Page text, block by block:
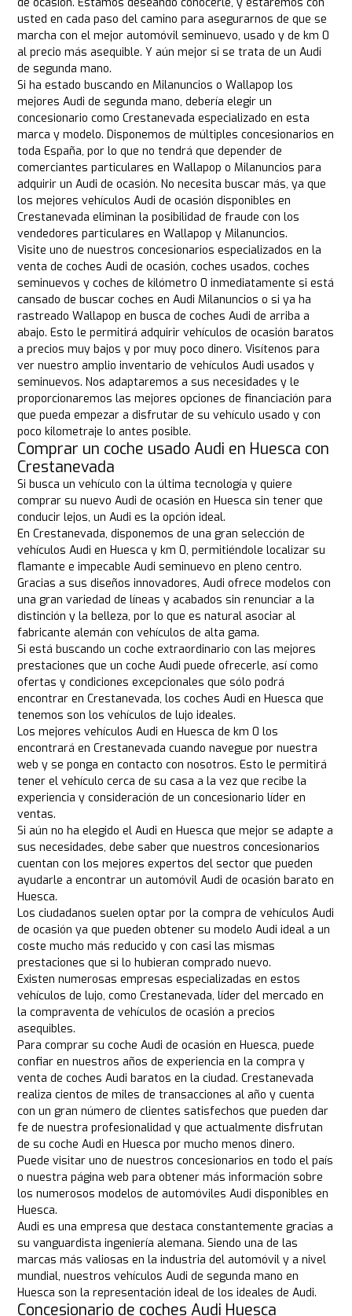
usted en cada paso del camino para asegurarnos de que se
marcha con el mejor automóvil seminuevo, usado y de km 0
al precio más asequible. Y aún mejor si se trata de un Audi
de segunda mano.
Si ha estado buscando en Milanuncios o Wallapop los
mejores Audi de segunda mano, debería elegir un
concesionario como Crestanevada especializado en esta
marca y modelo. Disponemos de múltiples concesionarios en
toda España, por lo que no tendrá que depender de
comerciantes particulares en Wallapop o Milanuncios para
adquirir un Audi de ocasión. No necesita buscar más, ya que
los mejores vehículos Audi de ocasión disponibles en
Crestanevada eliminan la posibilidad de fraude con los
vendedores particulares en Wallapop y Milanuncios.
Visite uno de nuestros concesionarios especializados en la
venta de coches Audi de ocasión, coches usados, coches
seminuevos y coches de kilómetro 0 inmediatamente si está
cansado de buscar coches en Audi Milanuncios o si ya ha
rastreado Wallapop en busca de coches Audi de arriba a
abajo. Esto le permitirá adquirir vehículos de ocasión baratos
a precios muy bajos y por muy poco dinero. Visítenos para
ver nuestro amplio inventario de vehículos Audi usados y
seminuevos. Nos adaptaremos a sus necesidades y le
proporcionaremos las mejores opciones de financiación para
que pueda empezar a disfrutar de su vehículo usado y con
poco kilometraje lo antes posible.
Comprar un coche usado Audi en Huesca con
Crestanevada
Si busca un vehículo con la última tecnología y quiere
comprar su nuevo Audi de ocasión en Huesca sin tener que
conducir lejos, un Audi es la opción ideal.
En Crestanevada, disponemos de una gran selección de
vehículos Audi en Huesca y km 0, permitiéndole localizar su
flamante e impecable Audi seminuevo en pleno centro.
Gracias a sus diseños innovadores, Audi ofrece modelos con
una gran variedad de líneas y acabados sin renunciar a la
distinción y la belleza, por lo que es natural asociar al
fabricante alemán con vehículos de alta gama.
Si está buscando un coche extraordinario con las mejores
prestaciones que un coche Audi puede ofrecerle, así como
ofertas y condiciones excepcionales que sólo podrá
encontrar en Crestanevada, los coches Audi en Huesca que
tenemos son los vehículos de lujo ideales.
Los mejores vehículos Audi en Huesca de km 0 los
encontrará en Crestanevada cuando navegue por nuestra
web y se ponga en contacto con nosotros. Esto le permitirá
tener el vehículo cerca de su casa a la vez que recibe la
experiencia y consideración de un concesionario líder en
ventas.
Si aún no ha elegido el Audi en Huesca que mejor se adapte a
sus necesidades, debe saber que nuestros concesionarios
cuentan con los mejores expertos del sector que pueden
ayudarle a encontrar un automóvil Audi de ocasión barato en
Huesca.
Los ciudadanos suelen optar por la compra de vehículos Audi
de ocasión ya que pueden obtener su modelo Audi ideal a un
coste mucho más reducido y con casi las mismas
prestaciones que si lo hubieran comprado nuevo.
Existen numerosas empresas especializadas en estos
vehículos de lujo, como Crestanevada, líder del mercado en
la compraventa de vehículos de ocasión a precios
asequibles.
Para comprar su coche Audi de ocasión en Huesca, puede
confiar en nuestros años de experiencia en la compra y
venta de coches Audi baratos en la ciudad. Crestanevada
realiza cientos de miles de transacciones al año y cuenta
con un gran número de clientes satisfechos que pueden dar
fe de nuestra profesionalidad y que actualmente disfrutan
de su coche Audi en Huesca por mucho menos dinero.
Puede visitar uno de nuestros concesionarios en todo el país
o nuestra página web para obtener más información sobre
los numerosos modelos de automóviles Audi disponibles en
Huesca.
Audi es una empresa que destaca constantemente gracias a
su vanguardista ingeniería alemana. Siendo una de las
marcas más valiosas en la industria del automóvil y a nivel
mundial, nuestros vehículos Audi de segunda mano en
Huesca son la representación ideal de los ideales de Audi.
Concesionario de coches Audi Huesca